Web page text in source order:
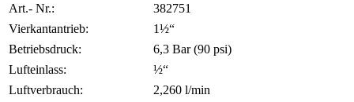
Art.- Nr.:
382751
Vierkantantrieb:
1½“
Betriebsdruck:
6,3 Bar (90 psi)
Lufteinlass:
½“
Luftverbrauch:
2,260 l/min